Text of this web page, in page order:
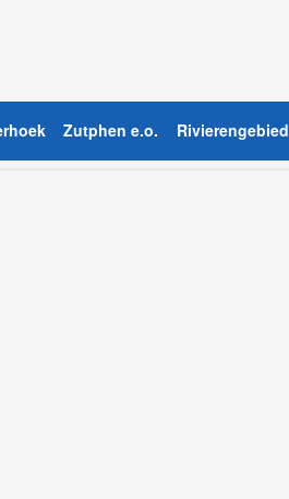
Zutphen e.o. Rivierengebied